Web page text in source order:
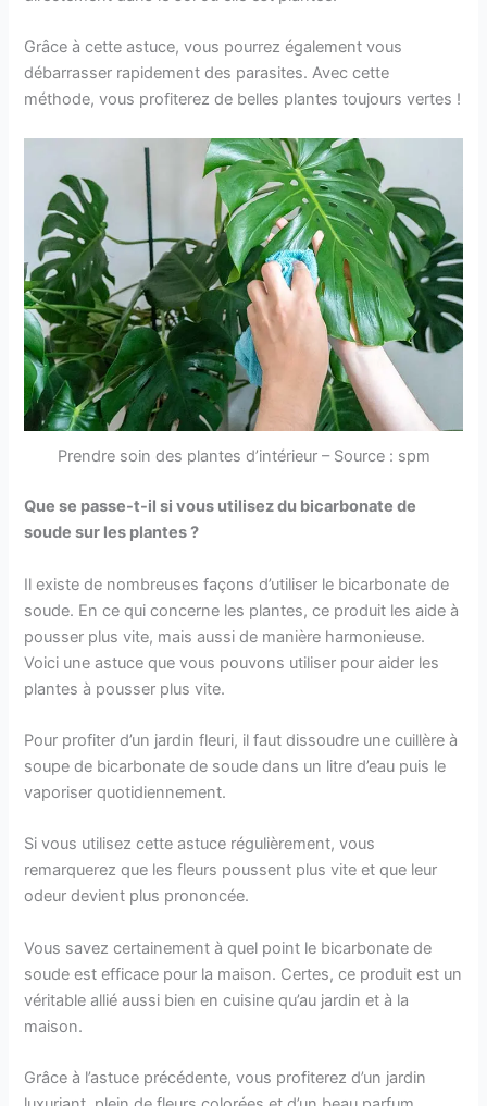
Grâce à cette astuce, vous pourrez également vous
débarrasser rapidement des parasites. Avec cette
méthode, vous profiterez de belles plantes toujours vertes !
Prendre soin des plantes d’intérieur – Source : spm
Que se passe-t-il si vous utilisez du bicarbonate de
soude sur les plantes ?
Il existe de nombreuses façons d’utiliser le bicarbonate de
soude. En ce qui concerne les plantes, ce produit les aide à
pousser plus vite, mais aussi de manière harmonieuse.
Voici une astuce que vous pouvons utiliser pour aider les
plantes à pousser plus vite.
Pour profiter d’un jardin fleuri, il faut dissoudre une cuillère à
soupe de bicarbonate de soude dans un litre d’eau puis le
vaporiser quotidiennement.
Si vous utilisez cette astuce régulièrement, vous
remarquerez que les fleurs poussent plus vite et que leur
odeur devient plus prononcée.
Vous savez certainement à quel point le bicarbonate de
soude est efficace pour la maison. Certes, ce produit est un
véritable allié aussi bien en cuisine qu’au jardin et à la
maison.
Grâce à l’astuce précédente, vous profiterez d’un jardin